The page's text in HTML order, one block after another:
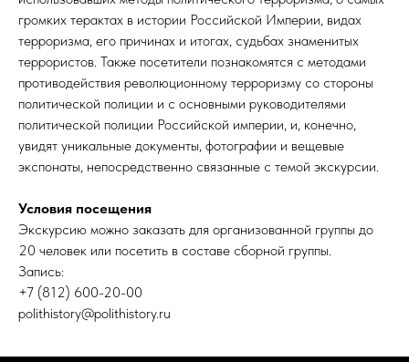
громких терактах в истории Российской Империи, видах
терроризма, его причинах и итогах, судьбах знаменитых
террористов. Также посетители познакомятся с методами
противодействия революционному терроризму со стороны
политической полиции и с основными руководителями
политической полиции Российской империи, и, конечно,
увидят уникальные документы, фотографии и вещевые
экспонаты, непосредственно связанные с темой экскурсии.
Условия посещения
Экскурсию можно заказать для организованной группы до
20 человек или посетить в составе сборной группы.
Запись:
+7 (812) 600-20-00
polithistory@polithistory.ru